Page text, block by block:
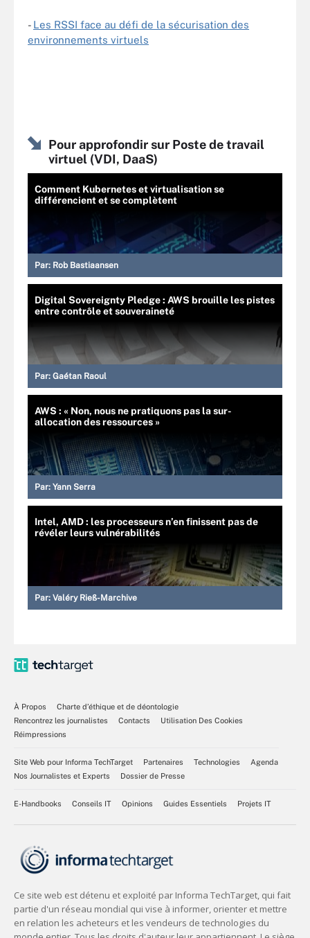
- Les RSSI face au défi de la sécurisation des
environnements virtuels
Pour approfondir sur Poste de travail
virtuel (VDI, DaaS)
Comment Kubernetes et virtualisation se
différencient et se complètent
Par: Rob Bastiaansen
Digital Sovereignty Pledge : AWS brouille les pistes
entre contrôle et souveraineté
Par: Gaétan Raoul
AWS : « Non, nous ne pratiquons pas la sur-
allocation des ressources »
Par: Yann Serra
Intel, AMD : les processeurs n’en finissent pas de
révéler leurs vulnérabilités
Par: Valéry Rieß-Marchive
À Propos
Charte d’éthique et de déontologie
Rencontrez les journalistes
Contacts
Utilisation Des Cookies
Réimpressions
Site Web pour Informa TechTarget Partenaires Technologies
Agenda
Nos Journalistes et Experts
Dossier de Presse
E-Handbooks Conseils IT Opinions Guides Essentiels Projets IT